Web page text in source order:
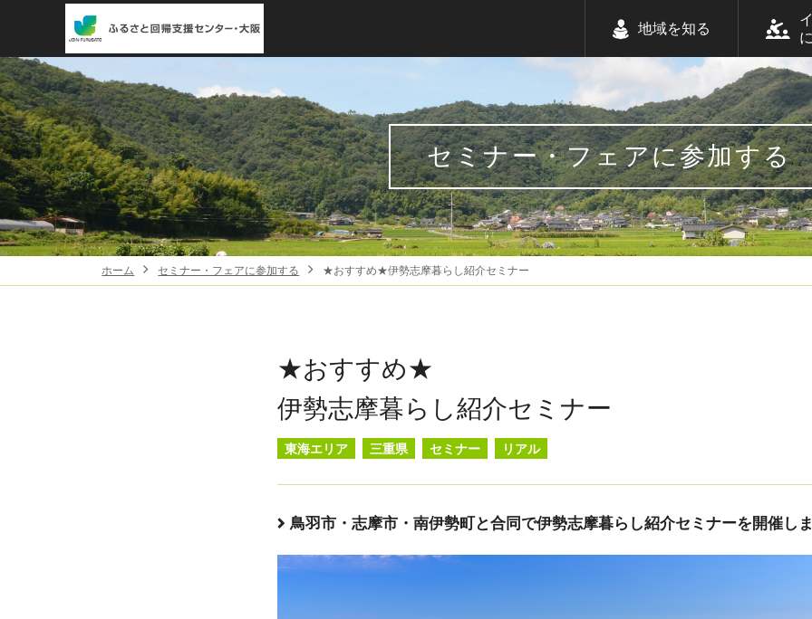
地域を知る
セミナー・フェアに参加する
ホーム セミナー・フェアに参加する ★おすすめ★伊勢志摩暮らし紹介セミナー
★おすすめ★
伊勢志摩暮らし紹介セミナー
東海エリア 三重県 セミナー リアル
鳥羽市・志摩市・南伊勢町と合同で伊勢志摩暮らし紹介セミナーを開催し